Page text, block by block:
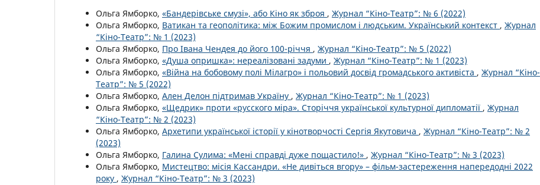
Ольга Ямборко, «Бандерівське смузі», або Кіно як зброя , Журнал “Кіно-Театр”: № 6 (2022)
Ольга Ямборко, Ватикан та геополітика: між Божим промислом і людським. Український контекст , Журнал
“Кіно-Театр”: № 1 (2023)
Ольга Ямборко, Про Івана Чендея до його 100-річчя , Журнал “Кіно-Театр”: № 5 (2022)
Ольга Ямборко, «Душа опришка»: нереалізовані задуми , Журнал “Кіно-Театр”: № 1 (2023)
Ольга Ямборко, «Війна на бобовому полі Мілагро» і польовий досвід громадського активіста , Журнал “Кіно-
Театр”: № 5 (2022)
Ольга Ямборко, Ален Делон підтримав Україну , Журнал “Кіно-Театр”: № 1 (2023)
Ольга Ямборко, «Щедрик» проти «русского міра». Сторіччя української культурної дипломатії , Журнал
“Кіно-Театр”: № 2 (2023)
Ольга Ямборко, Архетипи української історії у кінотворчості Сергія Якутовича , Журнал “Кіно-Театр”: № 2
(2023)
Ольга Ямборко, Галина Сулима: «Мені справді дуже пощастило!» , Журнал “Кіно-Театр”: № 3 (2023)
Ольга Ямборко, Мистецтво: місія Кассандри. «Не дивіться вгору» – фільм-застереження напередодні 2022
року , Журнал “Кіно-Театр”: № 3 (2023)